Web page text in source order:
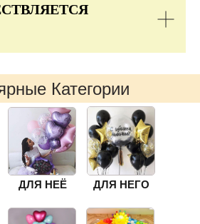
Категории
ДЛЯ НЕЁ ДЛЯ НЕГО